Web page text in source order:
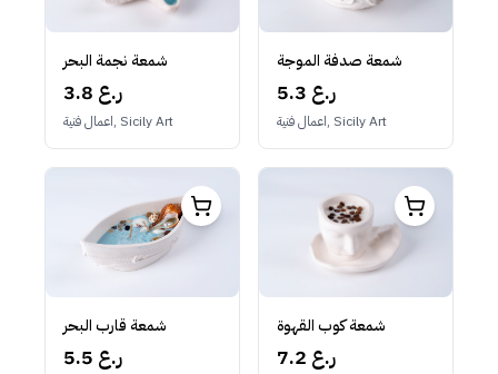
شمعة نجمة البحر
3.8 ر.ع
اعمال فنية, Sicily Art
شمعة صدفة الموجة
5.3 ر.ع
اعمال فنية, Sicily Art
شمعة قارب البحر
5.5 ر.ع
شمعة كوب القهوة
7.2 ر.ع